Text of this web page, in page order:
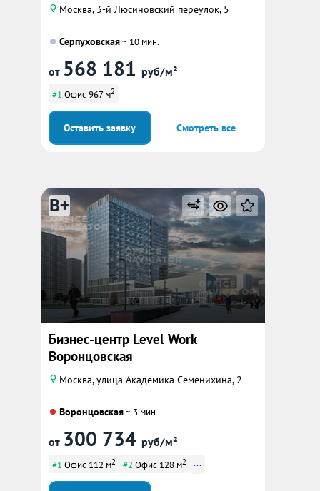
Москва, 3-й Люсиновский переулок, 5
Серпуховская~ 10 мин.
от 568 181 руб/м²
#1 Офис 967 м2
Оставить заявку Смотреть все
B+
Бизнес-центр Level Work
Воронцовская
Москва, улица Академика Семенихина, 2
Воронцовская~ 3 мин.
от 300 734 руб/м²
#1 Офис 112 м2 #2 Офис 128 м2 ...